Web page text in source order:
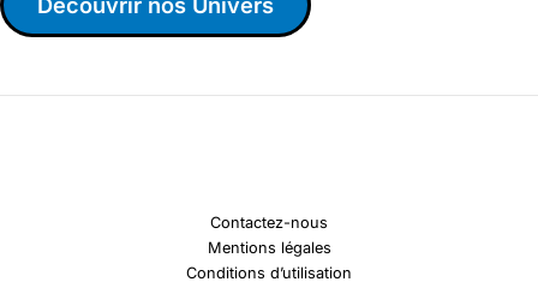
Contactez-nous
Mentions légales
Conditions d’utilisation